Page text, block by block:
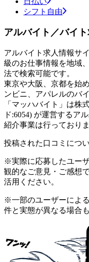
シフト自由
アルバイト／バイ
アルバイト求人情報サ
級のお仕事情報を地域
法で検索可能です。
東京や大阪、京都を始
ンビニ、アパレルのバ
「マッハバイト」は株
ド:6054) が運営するア
紹介事業は行っておりま
投稿された口コミにつ
※実際に応募したユー
観的なご意見・ご感想
活用ください。
※一部のユーザーによ
件と実態が異なる場合